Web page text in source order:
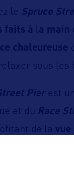
le Spruce
faits à la main
chaleureuse
sous les
Pier est
et du Race
de la
de la ville